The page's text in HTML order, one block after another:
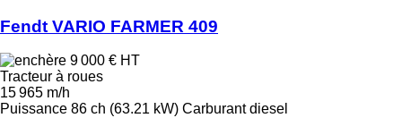
Fendt VARIO FARMER 409
9 000 € HT
Tracteur à roues
15 965 m/h
Puissance 86 ch (63.21 kW) Carburant diesel